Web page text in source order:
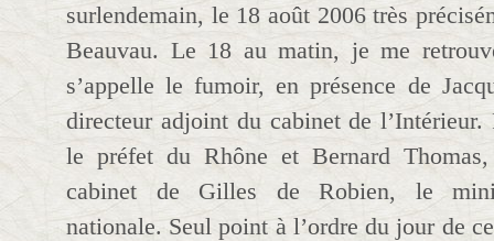
surlendemain, le 18 août 2006 très
Beauvau. Le 18 au matin, je me
s’appelle le fumoir, en présence de
directeur adjoint du cabinet de l’Intérieur.
le préfet du Rhône et Bernard
cabinet de Gilles de Robien, le
nationale. Seul point à l’ordre du jour de